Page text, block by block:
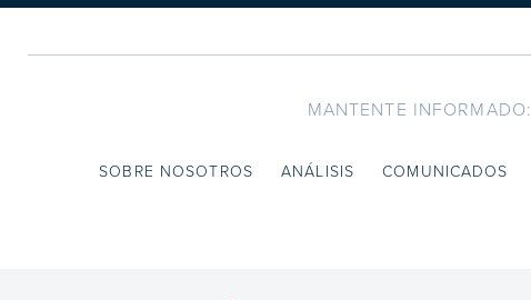
MANTENTE INFORMADO:
SOBRE NOSOTROS ANÁLISIS COMUNICADOS